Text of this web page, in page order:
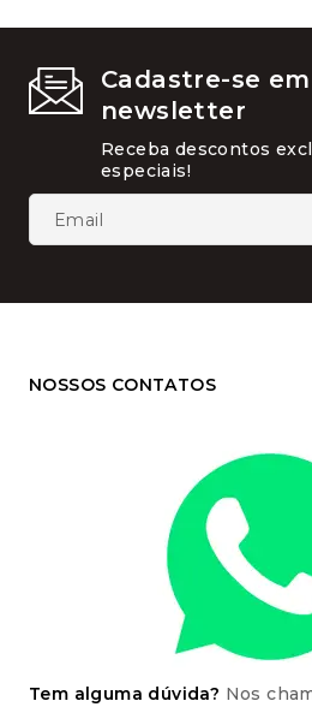
Cadastre-se
newsletter
Receba descontos
especiais!
NOSSOS CONTATOS
Tem alguma dúvida? Nos